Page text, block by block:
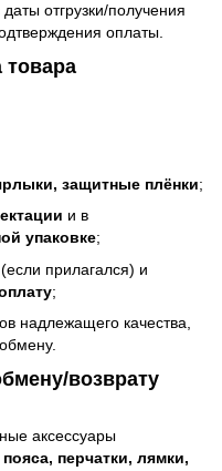
даты отгрузки/получения
оплаты.
товара
защитные плёнки;
и в
упаковке;
(если прилагался) и
;
надлежащего качества,
возврату
аксессуары
пояса, перчатки, лямки,